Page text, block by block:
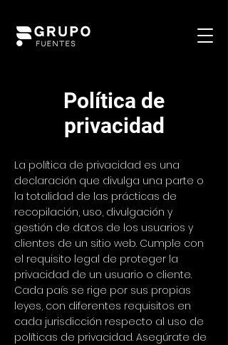
Política de
privacidad
La política de privacidad es una
declaración que divulga una parte o
la totalidad de las prácticas de
recopilación, uso, divulgación y
gestión de datos de los usuarios y
clientes de un sitio web. Cumple con
el requisito legal de proteger la
privacidad de un usuario o cliente.
Cada país se rige por sus propias
leyes, con diferentes requisitos en
cada jurisdicción respecto al uso de
políticas de privacidad. Asegúrate de